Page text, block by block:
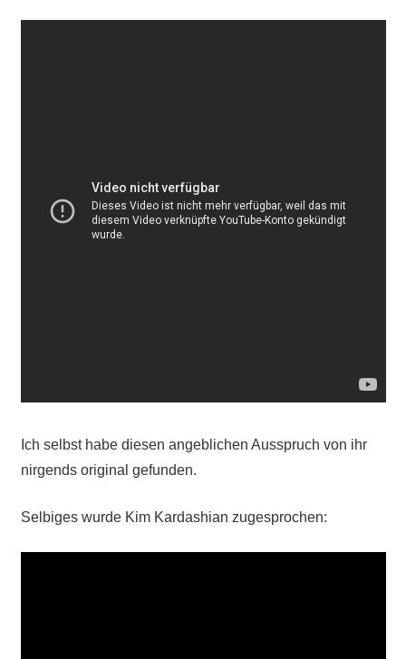
Ich selbst habe diesen angeblichen Ausspruch von ihr
nirgends original gefunden.
Selbiges wurde Kim Kardashian zugesprochen: